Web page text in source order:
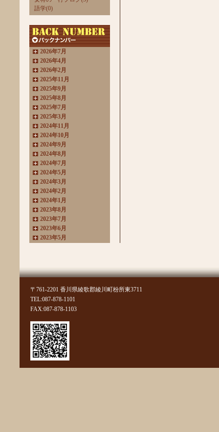
語学(0)
2026年7月
2026年4月
2026年2月
2025年11月
2025年9月
2025年8月
2025年7月
2025年3月
2024年11月
2024年10月
2024年9月
2024年8月
2024年7月
2024年5月
2024年3月
2024年2月
2024年1月
2023年8月
2023年7月
2023年6月
2023年5月
2022年10月
2022年7月
2022年6月
2022年4月
2022年3月
2022年2月
2022年1月
2021年11月
2021年10月
2021年9月
〒761-2201 香川県綾歌郡綾川町枌所東3711
TEL:087-878-1101
FAX:087-878-1103